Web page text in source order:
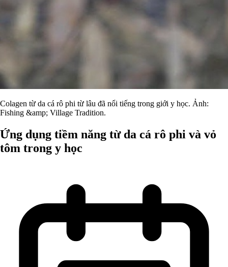
Colagen từ da cá rô phi từ lâu đã nổi tiếng trong giới y học. Ảnh:
Fishing &amp; Village Tradition.
Ứng dụng tiềm năng từ da cá rô phi và vỏ
tôm trong y học